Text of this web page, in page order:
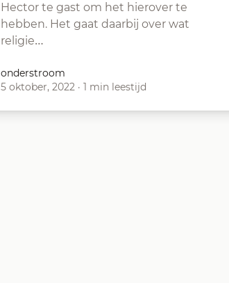
Hector te gast om het hierover te
hebben. Het gaat daarbij over wat
religie…
onderstroom
5 oktober, 2022 · 1 min leestijd